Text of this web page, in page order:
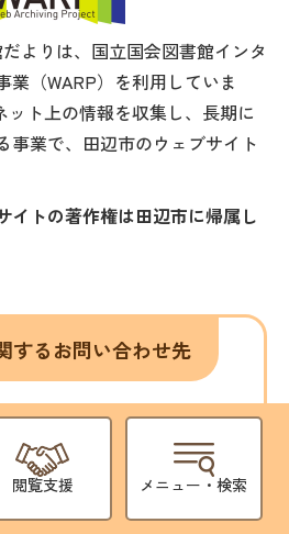
閲覧支援 メニュー・検索
よりは、国立国会図書館インタ
業（WARP）を利用していま
ット上の情報を収集し、長期に
事業で、田辺市のウェブサイト
イトの著作権は田辺市に帰属し
するお問い合わせ先
県田辺市東山一丁目5番1号